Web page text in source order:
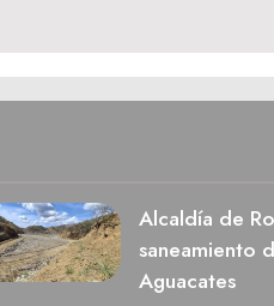
Alcaldía de
saneamiento
Aguacates